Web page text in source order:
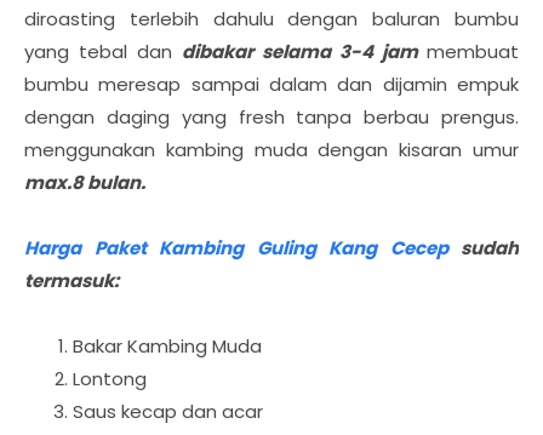
diroasting terlebih dahulu dengan baluran bumbu
yang tebal dan dibakar selama 3-4 jam membuat
bumbu meresap sampai dalam dan dijamin empuk
dengan daging yang fresh tanpa berbau prengus.
menggunakan kambing muda dengan kisaran umur
max.8 bulan.
Harga Paket Kambing Guling Kang Cecepsudah
termasuk:
Bakar Kambing Muda
Lontong
Saus kecap dan acar